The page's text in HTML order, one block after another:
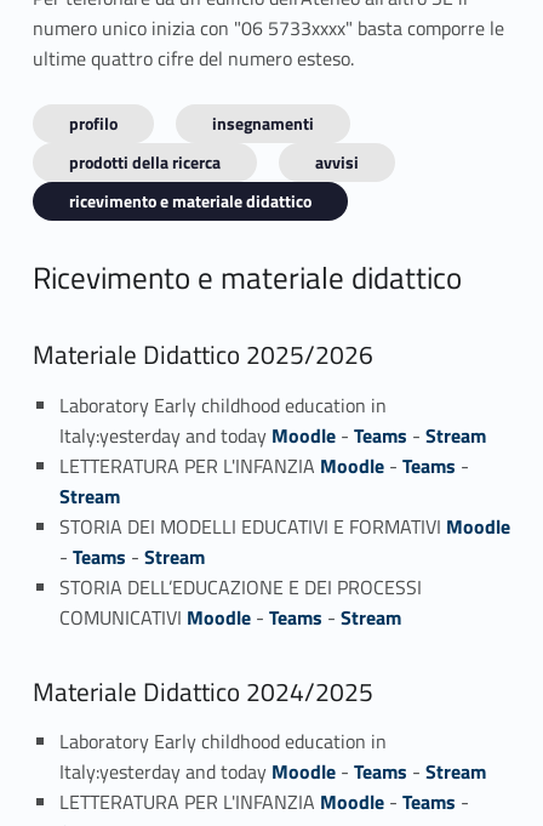
numero unico inizia con "06 5733xxxx" basta comporre le
ultime quattro cifre del numero esteso.
profilo
insegnamenti
prodotti della ricerca
avvisi
ricevimento e materiale didattico
Ricevimento e materiale didattico
Materiale Didattico 2025/2026
Laboratory Early childhood education in
Italy:yesterday and today Moodle- Teams - Stream
LETTERATURA PER L'INFANZIA Moodle- Teams -
Stream
STORIA DEI MODELLI EDUCATIVI E FORMATIVI Moodle
- Teams - Stream
STORIA DELL’EDUCAZIONE E DEI PROCESSI
COMUNICATIVI Moodle- Teams - Stream
Materiale Didattico 2024/2025
Laboratory Early childhood education in
Italy:yesterday and today Moodle- Teams - Stream
LETTERATURA PER L'INFANZIA Moodle- Teams -